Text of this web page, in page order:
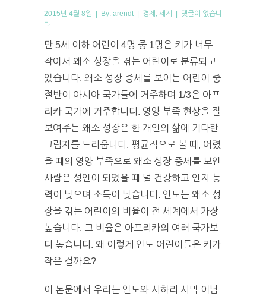
2015년 4월 8일 | By: arendt | 경제 세계 | 댓글이 없습니
다
만 5세 이하 어린이 4명 중 1명은 키가 너무
작아서 왜소 성장을 겪는 어린이로 분류되고
있습니다. 왜소 성장 증세를 보이는 어린이 중
절반이 아시아 국가들에 거주하며 1/3은 아프
리카 국가에 거주합니다. 영양 부족 현상을 잘
보여주는 왜소 성장은 한 개인의 삶에 기다란
그림자를 드리웁니다. 평균적으로 볼 때, 어렸
을 때의 영양 부족으로 왜소 성장 증세를 보인
사람은 성인이 되었을 때 덜 건강하고 인지 능
력이 낮으며 소득이 낮습니다. 인도는 왜소 성
장을 겪는 어린이의 비율이 전 세계에서 가장
높습니다. 그 비율은 아프리카의 여러 국가보
다 높습니다. 왜 이렇게 인도 어린이들은 키가
작은 걸까요?
이 논문에서 우리는 인도와 사하라 사막 이남